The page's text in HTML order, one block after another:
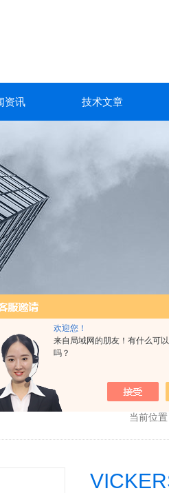
欢迎您！
来自局域网的朋友！有什么可
吗？
资讯 技术文章
当前位置